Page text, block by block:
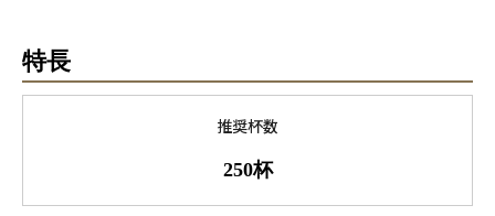
特長
推奨杯数
250杯